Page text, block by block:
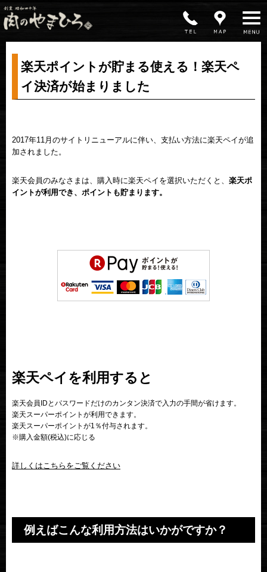
MENU
楽天ポイントが貯まる使える！楽天ペ
イ決済が始まりました
2017年11月のサイトリニューアルに伴い、支払い方法に楽天ペイが追
加されました。
楽天会員のみなさまは、購入時に楽天ペイを選択いただくと、 楽天ポ
イントが利用でき、ポイントも貯まります。
楽天ペイを利用すると
楽天会員IDとパスワードだけのカンタン決済で入力の手間が省けます。
楽天スーパーポイントが利用できます。
楽天スーパーポイントが1％付与されます。
※購入金額(税込)に応じる
詳しくはこちらをご覧ください
例えばこんな利用方法はいかがですか？